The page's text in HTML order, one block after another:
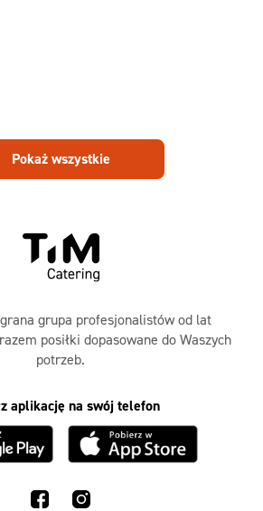
Pokaż wszystkie
grupa profesjonalistów od lat
posiłki dopasowane do Waszych
potrzeb.
aplikację na swój telefon